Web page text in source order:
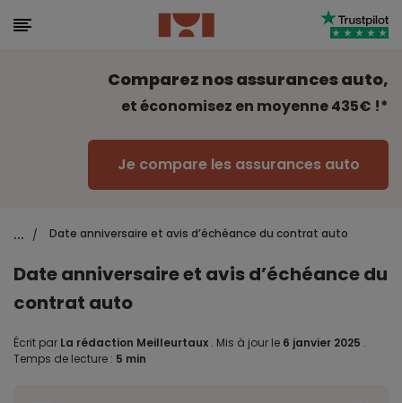
Comparez nos assurances auto,
et économisez en moyenne 435€ !*
Je compare les assurances auto
... / Date anniversaire et avis d’échéance du contrat auto
Date anniversaire et avis d’échéance du
contrat auto
Écrit par La rédaction Meilleurtaux . Mis à jour le 6 janvier 2025 .
Temps de lecture : 5 min